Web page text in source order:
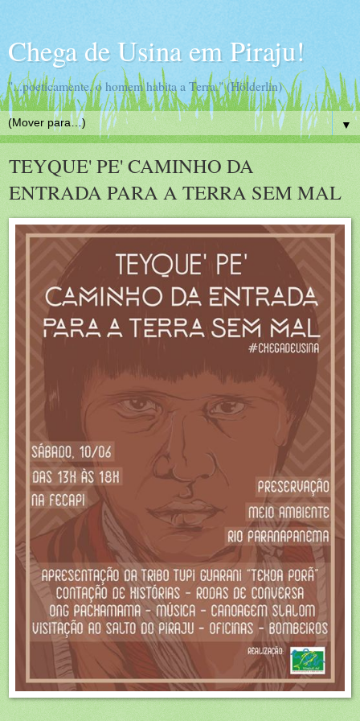
Chega de Usina em Piraju!
"...poeticamente, o homem habita a Terra." (Hölderlin)
▼
TEYQUE' PE' CAMINHO DA
ENTRADA PARA A TERRA SEM MAL